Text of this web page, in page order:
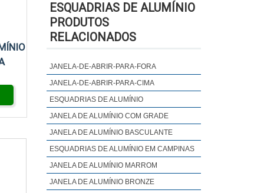
ESQUADRIAS DE ALUMÍNIO
PRODUTOS
RELACIONADOS
JANELA-DE-ABRIR-PARA-FORA
JANELA-DE-ABRIR-PARA-CIMA
ESQUADRIAS DE ALUMÍNIO
JANELA DE ALUMÍNIO COM GRADE
JANELA DE ALUMÍNIO BASCULANTE
ESQUADRIAS DE ALUMÍNIO EM CAMPINAS
JANELA DE ALUMÍNIO MARROM
JANELA DE ALUMÍNIO BRONZE